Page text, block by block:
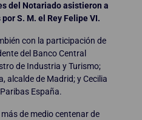
del Notariado asistieron a
S. M. el Rey Felipe VI.
con la participación de
del Banco Central
de Industria y Turismo;
alcalde de Madrid; y Cecilia
España.
de medio centenar de